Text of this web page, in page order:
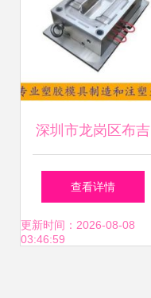
深圳市龙岗区布吉
视讯电子厂 主营
模具原材料 模具开
查看详情
更新时间：2026-08-08
03:46:59